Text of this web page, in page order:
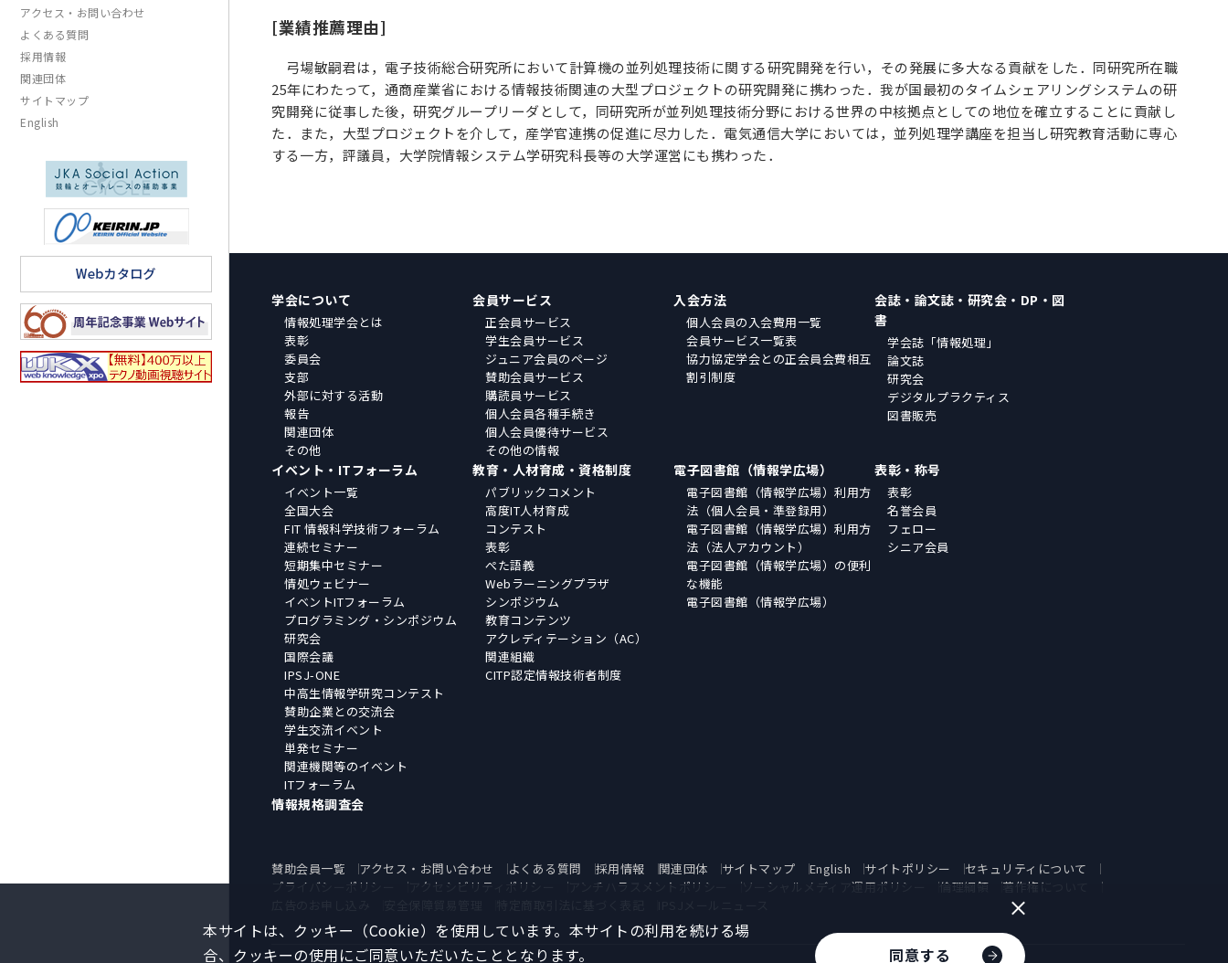
アクセス・お問い合わせ
よくある質問
採用情報
関連団体
サイトマップ
English
[業績推薦理由]
弓場敏嗣君は，電子技術総合研究所において計算機の並列処理技術に関する研究開発を行い，その発展に多大なる貢献をした．同研究所在職
25年にわたって，通商産業省における情報技術関連の大型プロジェクトの研究開発に携わった．我が国最初のタイムシェアリングシステムの研
究開発に従事した後，研究グループリーダとして，同研究所が並列処理技術分野における世界の中核拠点としての地位を確立することに貢献し
た．また，大型プロジェクトを介して，産学官連携の促進に尽力した．電気通信大学においては，並列処理学講座を担当し研究教育活動に専心
する一方，評議員，大学院情報システム学研究科長等の大学運営にも携わった．
学会について
情報処理学会とは
表彰
委員会
支部
外部に対する活動
報告
関連団体
その他
会員サービス
正会員サービス
学生会員サービス
ジュニア会員のページ
賛助会員サービス
購読員サービス
個人会員各種手続き
個人会員優待サービス
その他の情報
入会方法
個人会員の入会費用一覧
会員サービス一覧表
協力協定学会との正会員会費相互
割引制度
会誌・論文誌・研究会・DP・図
書
学会誌「情報処理」
論文誌
研究会
デジタルプラクティス
図書販売
イベント・ITフォーラム
イベント一覧
全国大会
FIT 情報科学技術フォーラム
連続セミナー
短期集中セミナー
情処ウェビナー
イベントITフォーラム
プログラミング・シンポジウム
研究会
国際会議
IPSJ-ONE
中高生情報学研究コンテスト
賛助企業との交流会
学生交流イベント
単発セミナー
関連機関等のイベント
ITフォーラム
教育・人材育成・資格制度
パブリックコメント
高度IT人材育成
コンテスト
表彰
ぺた語義
Webラーニングプラザ
シンポジウム
教育コンテンツ
アクレディテーション（AC）
関連組織
CITP認定情報技術者制度
電子図書館（情報学広場）
電子図書館（情報学広場）利用方
法（個人会員・準登録用）
電子図書館（情報学広場）利用方
法（法人アカウント）
電子図書館（情報学広場）の便利
な機能
電子図書館（情報学広場）
表彰・称号
表彰
名誉会員
フェロー
シニア会員
情報規格調査会
賛助会員一覧 アクセス・お問い合わせ よくある質問 採用情報 関連団体 サイトマップ English サイトポリシー
セキュリティについて
プライバシーポリシー
アクセシビリティポリシー アンチハラスメントポリシー ソーシャルメディア運用ポリシー 倫理綱領
著作権について
本サイトは、クッキー（Cookie）を使用しています。本サイトの利用を続ける場
合、クッキーの使用にご同意いただいたこととなります。
同意する